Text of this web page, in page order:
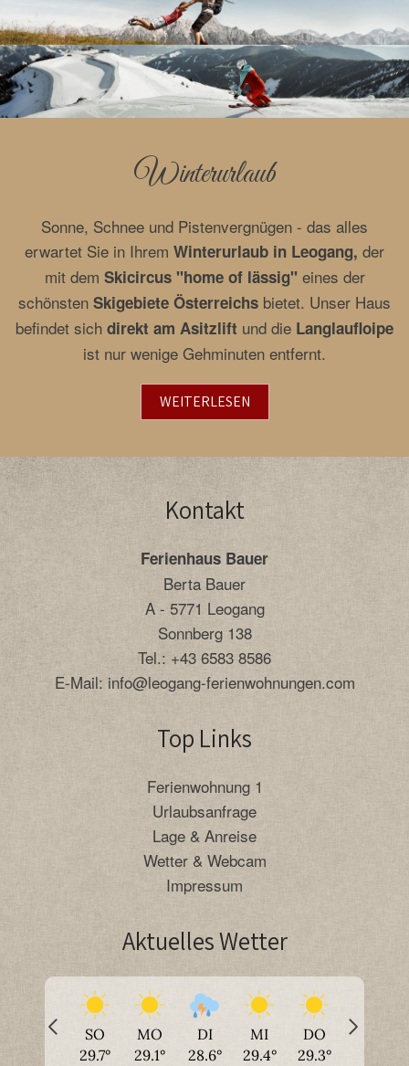
Winterurlaub
Sonne, Schnee und Pistenvergnügen - das alles
erwartet Sie in Ihrem Winterurlaub in Leogang, der
mit dem Skicircus "home of lässig"eines der
schönsten Skigebiete Österreichs bietet. Unser Haus
befindet sich direkt am Asitzlift und die Langlaufloipe
ist nur wenige Gehminuten entfernt.
WEITERLESEN
Kontakt
Ferienhaus Bauer
Berta Bauer
A - 5771 Leogang
Sonnberg 138
Tel.: +43 6583 8586
E-Mail: info@leogang-ferienwohnungen.com
Top Links
Ferienwohnung 1
Urlaubsanfrage
Lage & Anreise
Wetter & Webcam
Impressum
Aktuelles Wetter
SO
29.7°
MO
29.1°
DI
28.6°
MI
29.4°
DO
29.3°